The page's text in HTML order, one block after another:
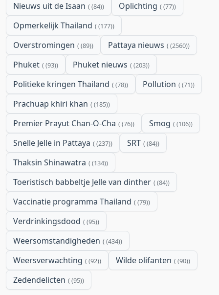
Nieuws uit de Isaan (84) Oplichting (77)
Opmerkelijk Thailand (177)
Overstromingen (89) Pattaya nieuws (2560)
Phuket (93) Phuket nieuws (203)
Politieke kringen Thailand (78) Pollution (71)
Prachuap khiri khan (185)
Premier Prayut Chan-O-Cha (76) Smog (106)
Snelle Jelle in Pattaya (237) SRT (84)
Thaksin Shinawatra (134)
Toeristisch babbeltje Jelle van dinther (84)
Vaccinatie programma Thailand (79)
Verdrinkingsdood (95)
Weersomstandigheden (434)
Weersverwachting (92) Wilde olifanten (90)
Zedendelicten (95)